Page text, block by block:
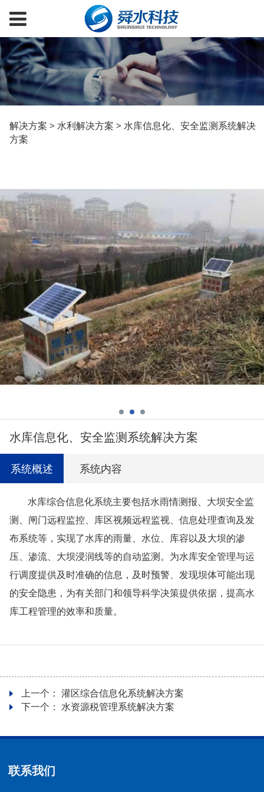
水库信息化、安全监测
解决方案 >水利解决方案 >水库信息化、安全监测系统解决
方案
水库信息化、安全监测系统解决方案
系统概述 系统内容
水库综合信息化系统主要包括水雨情测报、大坝安全监
测、闸门远程监控、库区视频远程监视、信息处理查询及发
布系统等，实现了水库的雨量、水位、库容以及大坝的渗
压、渗流、大坝浸润线等的自动监测。为水库安全管理与运
行调度提供及时准确的信息，及时预警、发现坝体可能出现
的安全隐患，为有关部门和领导科学决策提供依据，提高水
库工程管理的效率和质量。
上一个： 灌区综合信息化系统解决方案
下一个： 水资源税管理系统解决方案
联系我们